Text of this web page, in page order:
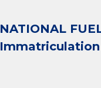
NATIONAL
Immatriculation